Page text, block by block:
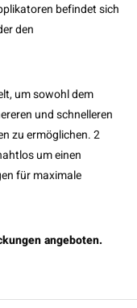
befindet sich
den
um sowohl dem
und schnelleren
zu ermöglichen. 2
um einen
für maximale
angeboten.